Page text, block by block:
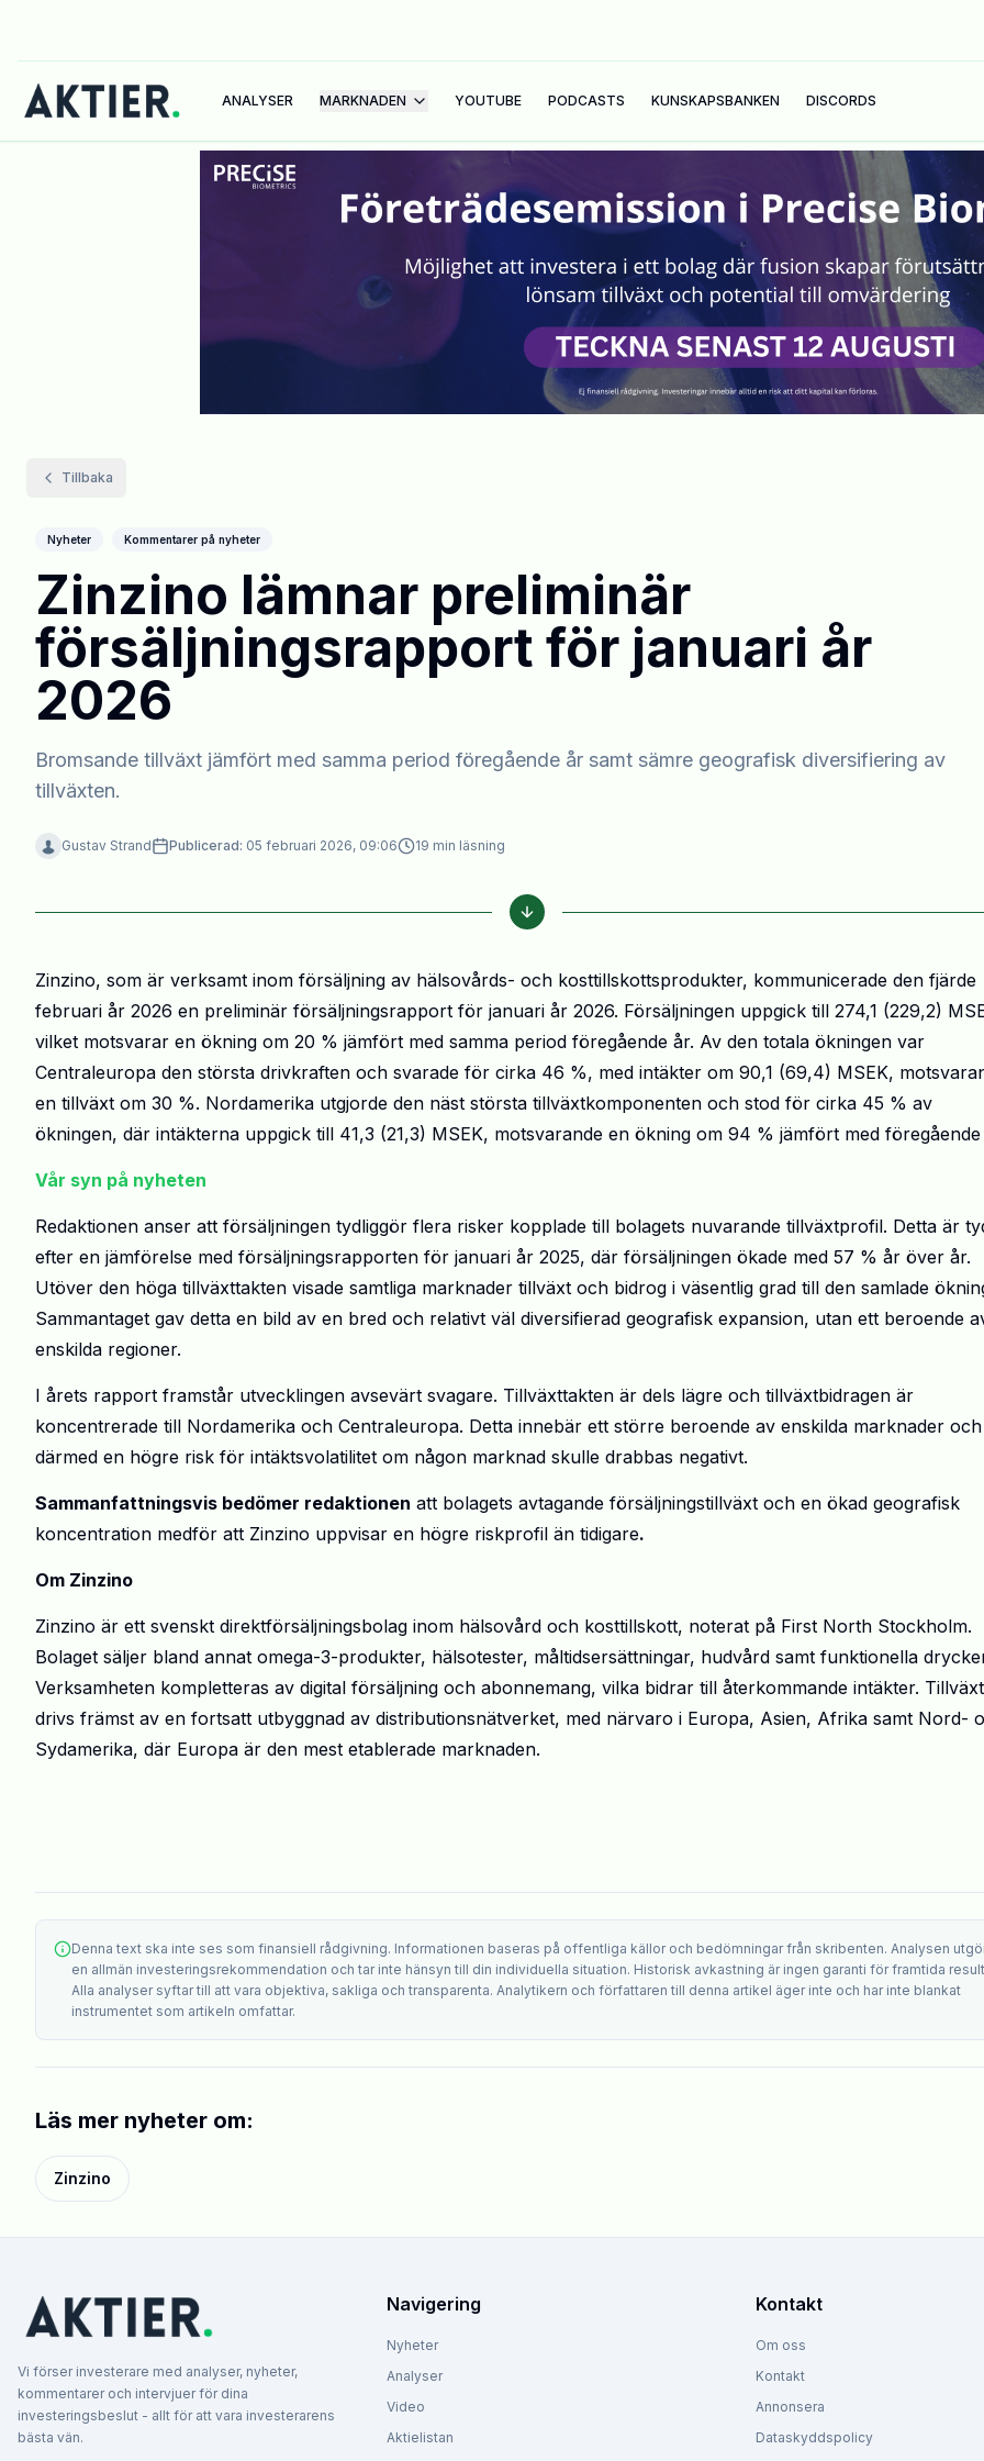
ANALYSER MARKNADEN YOUTUBE PODCASTS KUNSKAPSBANKEN DISCORDS
Tillbaka
Nyheter Kommentarer på nyheter
Zinzino lämnar preliminär
försäljningsrapport för januari år
2026
Bromsande tillväxt jämfört med samma period föregående år samt sämre geografisk diversifiering av
tillväxten.
Gustav Strand Publicerad: 05 februari 2026, 09:06 19 min läsning
Zinzino, som är verksamt inom försäljning av hälsovårds- och kosttillskottsprodukter, kommunicerade den fjärde
februari år 2026 en preliminär försäljningsrapport för januari år 2026. Försäljningen uppgick till 274,1 (229,2)
vilket motsvarar en ökning om 20 % jämfört med samma period föregående år. Av den totala ökningen var
Centraleuropa den största drivkraften och svarade för cirka 46 %, med intäkter om 90,1 (69,4) MSEK,
en tillväxt om 30 %. Nordamerika utgjorde den näst största tillväxtkomponenten och stod för cirka 45 % av
ökningen, där intäkterna uppgick till 41,3 (21,3) MSEK, motsvarande en ökning om 94 % jämfört med föregående
Vår syn på nyheten
Redaktionen anser att försäljningen tydliggör flera risker kopplade till bolagets nuvarande tillväxtprofil. Detta är
efter en jämförelse med försäljningsrapporten för januari år 2025, där försäljningen ökade med 57 % år över år.
Utöver den höga tillväxttakten visade samtliga marknader tillväxt och bidrog i väsentlig grad till den samlade
Sammantaget gav detta en bild av en bred och relativt väl diversifierad geografisk expansion, utan ett beroende
enskilda regioner.
I årets rapport framstår utvecklingen avsevärt svagare. Tillväxttakten är dels lägre och tillväxtbidragen är
koncentrerade till Nordamerika och Centraleuropa. Detta innebär ett större beroende av enskilda marknader och
därmed en högre risk för intäktsvolatilitet om någon marknad skulle drabbas negativt.
Sammanfattningsvis bedömer redaktionen att bolagets avtagande försäljningstillväxt och en ökad geografisk
koncentration medför att Zinzino uppvisar en högre riskprofil än tidigare.
Om Zinzino
Zinzino är ett svenskt direktförsäljningsbolag inom hälsovård och kosttillskott, noterat på First North Stockholm.
Bolaget säljer bland annat omega-3-produkter, hälsotester, måltidsersättningar, hudvård samt funktionella
Verksamheten kompletteras av digital försäljning och abonnemang, vilka bidrar till återkommande intäkter.
drivs främst av en fortsatt utbyggnad av distributionsnätverket, med närvaro i Europa, Asien, Afrika samt Nord-
Sydamerika, där Europa är den mest etablerade marknaden.
Denna text ska inte ses som finansiell rådgivning. Informationen baseras på offentliga källor och bedömningar från skribenten. Analysen
en allmän investeringsrekommendation och tar inte hänsyn till din individuella situation. Historisk avkastning är ingen garanti för framtida
Alla analyser syftar till att vara objektiva, sakliga och transparenta. Analytikern och författaren till denna artikel äger inte och har inte blankat
instrumentet som artikeln omfattar.
Läs mer nyheter om:
Zinzino
Vi förser investerare med analyser, nyheter,
kommentarer och intervjuer för dina
investeringsbeslut - allt för att vara investerarens
bästa vän.
Navigering
Nyheter
Analyser
Video
Aktielistan
Kontakt
Om oss
Kontakt
Annonsera
Dataskyddspolicy